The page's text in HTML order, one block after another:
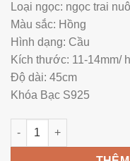
Loại ngọc: ngọc trai
Màu sắc: Hồng
Hình dạng: Cầu
Kích thước: 11-14mm/
Độ dài: 45cm
Khóa Bạc S925
Vòng Ngọc Trai 14mm